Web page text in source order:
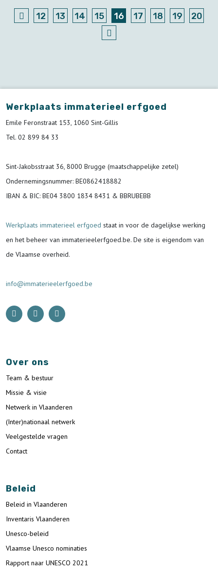
12 13 14 15 16 17 18 19 20
Werkplaats immaterieel erfgoed
Emile Feronstraat 153, 1060 Sint-Gillis
Tel. 02 899 84 33
Sint-Jakobsstraat 36, 8000 Brugge (maatschappelijke zetel)
Ondernemingsnummer: BE0862418882
IBAN & BIC: BE04 3800 1834 8431 & BBRUBEBB
Werkplaats immaterieel erfgoed staat in voor de dagelijkse werking
en het beheer van immaterieelerfgoed.be. De site is eigendom van
de Vlaamse overheid.
info@immaterieelerfgoed.be
Over ons
Team & bestuur
Missie & visie
Netwerk in Vlaanderen
(Inter)nationaal netwerk
Veelgestelde vragen
Contact
Beleid
Beleid in Vlaanderen
Inventaris Vlaanderen
Unesco-beleid
Vlaamse Unesco nominaties
Rapport naar UNESCO 2021